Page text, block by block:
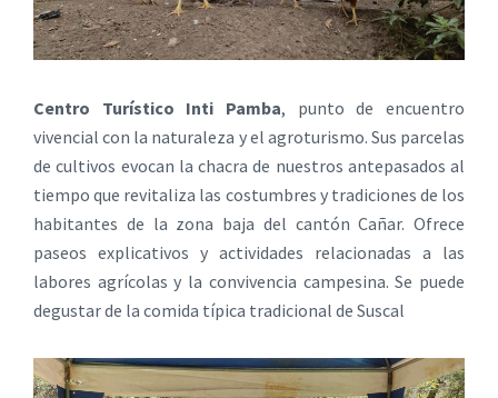
Centro Turístico Inti Pamba, punto de encuentro
vivencial con la naturaleza y el agroturismo. Sus parcelas
de cultivos evocan la chacra de nuestros antepasados al
tiempo que revitaliza las costumbres y tradiciones de los
habitantes de la zona baja del cantón Cañar. Ofrece
paseos explicativos y actividades relacionadas a las
labores agrícolas y la convivencia campesina. Se puede
degustar de la comida típica tradicional de Suscal